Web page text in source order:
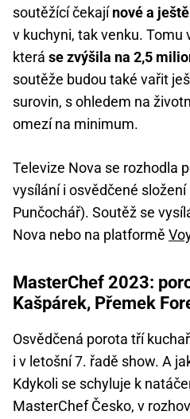
soutěžící čekajínové a
v kuchyni, tak venku. Tomu
která se zvýšila na 2,5
soutěže budou také vařit
surovin, s ohledem na
omezí na minimum.
Televize Nova se rozhodla
vysílání i osvědčené
Punčochář). Soutěž se
Nova nebo na platformě
MasterChef 2023:
Kašpárek, Přemek
Osvědčená porota tří
i v letošní 7. řadě show. A
Kdykoli se schyluje k
MasterChef Česko, v